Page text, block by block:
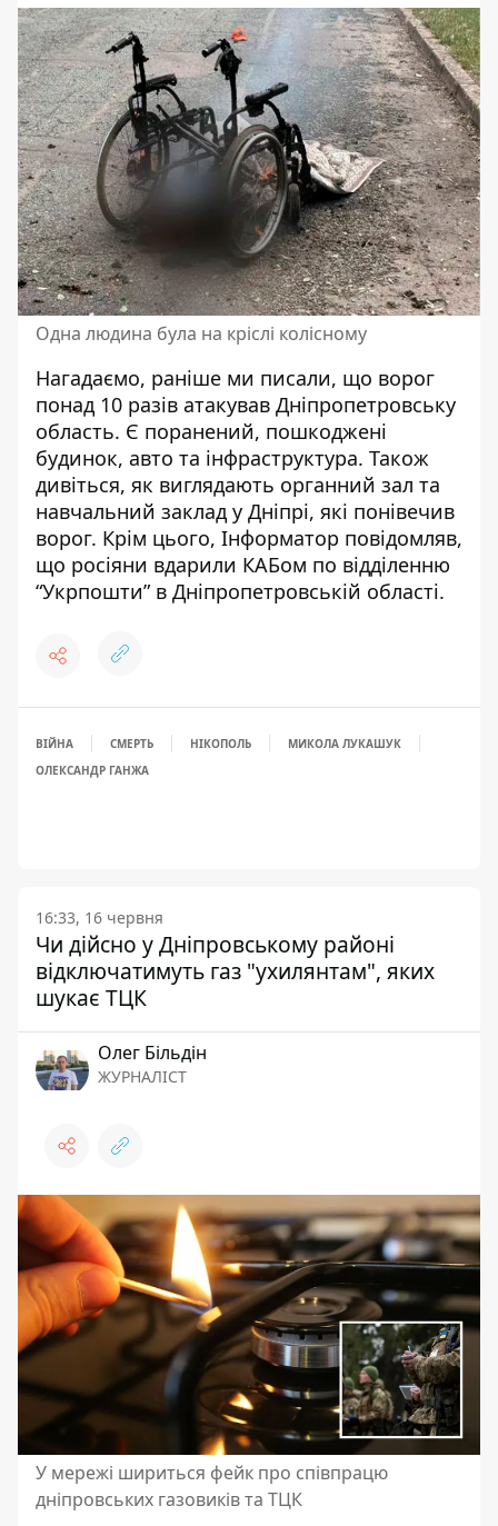
Одна людина була на кріслі колісному
Нагадаємо, раніше ми писали, що ворог
понад 10 разів атакував Дніпропетровську
область. Є поранений, пошкоджені
будинок, авто та інфраструктура. Також
дивіться, як виглядають органний зал та
навчальний заклад у Дніпрі, які понівечив
ворог. Крім цього, Інформатор повідомляв,
що росіяни вдарили КАБом по відділенню
“Укрпошти” в Дніпропетровській області.
ВІЙНА СМЕРТЬ НІКОПОЛЬ
МИКОЛА ЛУКАШУК
ОЛЕКСАНДР ГАНЖА
16:33, 16 червня
Чи дійсно у Дніпровському районі
відключатимуть газ "ухилянтам", яких
шукає ТЦК
Олег Більдін
ЖУРНАЛІСТ
У мережі шириться фейк про співпрацю
дніпровських газовиків та ТЦК